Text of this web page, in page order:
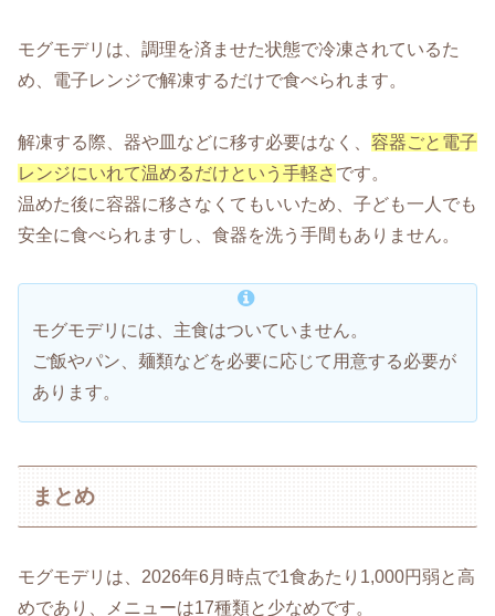
モグモデリは、調理を済ませた状態で冷凍されているた
め、電子レンジで解凍するだけで食べられます。
解凍する際、器や皿などに移す必要はなく、 容器ごと電子
レンジにいれて温めるだけという手軽さ です。
温めた後に容器に移さなくてもいいため、子ども一人でも
安全に食べられますし、食器を洗う手間もありません。
モグモデリには、主食はついていません。
ご飯やパン、麺類などを必要に応じて用意する必要が
あります。
まとめ
モグモデリは、2026年6月時点で1食あたり1,000円弱と高
めであり、メニューは17種類と少なめです。